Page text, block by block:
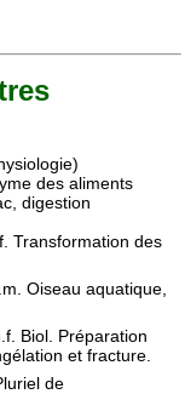
des aliments
digestion
Transformation des
Oiseau aquatique,
Biol. Préparation
et fracture.
de